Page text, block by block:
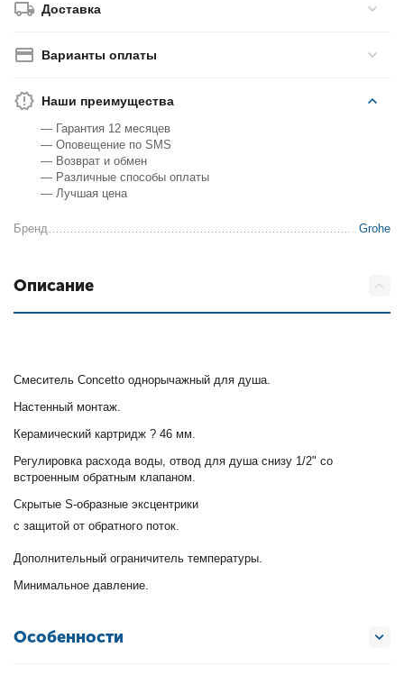
Доставка
Варианты оплаты
Наши преимущества
— Гарантия 12 месяцев
— Оповещение по SMS
— Возврат и обмен
— Различные способы оплаты
— Лучшая цена
Бренд Grohe
Описание
Смеситель Concetto однорычажный для душа.
Настенный монтаж.
Керамический картридж ? 46 мм.
Регулировка расхода воды, отвод для душа снизу 1/2" со
встроенным обратным клапаном.
Скрытые S-образные эксцентрики
с защитой от обратного поток.
Дополнительный ограничитель температуры.
Минимальное давление.
Особенности